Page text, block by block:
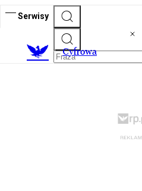
Serwisy
Cyfrowa